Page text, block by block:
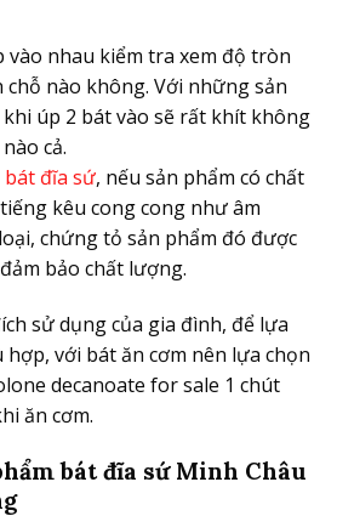
vào nhau kiểm tra xem độ tròn
chỗ nào không. Với những sản
úp 2 bát vào sẽ rất khít không
cả.
bát đĩa sứ, nếu sản phẩm có chất
kêu cong cong như âm
chứng tỏ sản phẩm đó được
bảo chất lượng.
sử dụng của gia đình, để lựa
với bát ăn cơm nên lựa chọn
decanoate for sale 1 chút
ăn cơm.
bát đĩa sứ Minh Châu